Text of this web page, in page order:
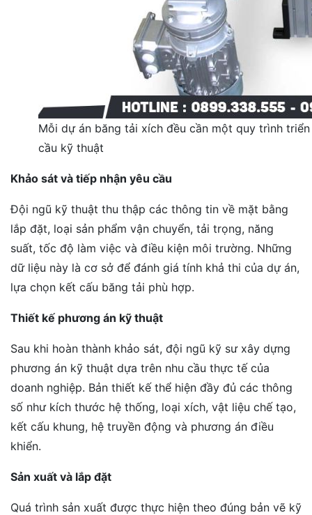
Mỗi dự án băng tải xích đều cần một quy trình
cầu kỹ thuật
Khảo sát và tiếp nhận yêu cầu
Đội ngũ kỹ thuật thu thập các thông tin về mặt bằng
lắp đặt, loại sản phẩm vận chuyển, tải trọng, năng
suất, tốc độ làm việc và điều kiện môi trường. Những
dữ liệu này là cơ sở để đánh giá tính khả thi của dự án,
lựa chọn kết cấu băng tải phù hợp.
Thiết kế phương án kỹ thuật
Sau khi hoàn thành khảo sát, đội ngũ kỹ sư xây dựng
phương án kỹ thuật dựa trên nhu cầu thực tế của
doanh nghiệp. Bản thiết kế thể hiện đầy đủ các thông
số như kích thước hệ thống, loại xích, vật liệu chế tạo,
kết cấu khung, hệ truyền động và phương án điều
khiển.
Sản xuất và lắp đặt
Quá trình sản xuất được thực hiện theo đúng bản vẽ kỹ